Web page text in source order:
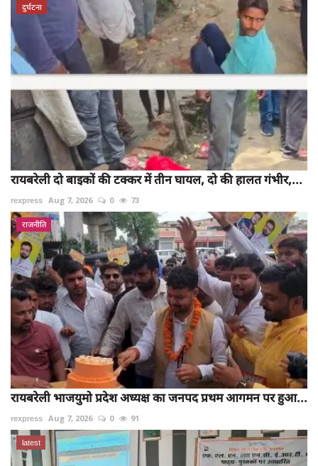
दुर्घटना
रायबरेली दो बाइकों की टक्कर में तीन घायल, दो की हालत गंभीर,...
rexpress Aug 7, 2026 0 73
राजनीति
रायबरेली भाजयुमो प्रदेश अध्यक्ष का जनपद प्रथम आगमन पर हुआ...
rexpress Aug 7, 2026 0 91
latest